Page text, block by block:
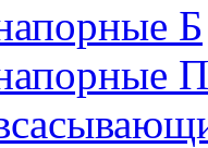
Б
П